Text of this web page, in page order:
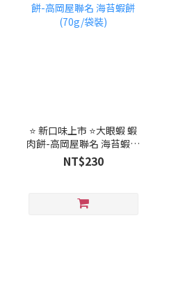
⭐ 新口味上市 ⭐大眼蝦 蝦
肉餅-高岡屋聯名 海苔蝦餅
(70g/袋裝)
NT$230